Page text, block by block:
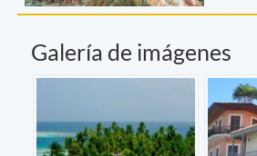
Galería de imágenes